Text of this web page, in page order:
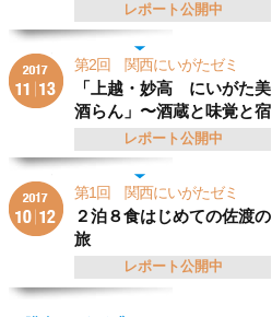
レポート公開中
第2回 関西にいがたゼミ
「上越・妙高 にいがた美
酒らん」〜酒蔵と味覚と宿
レポート公開中
第1回 関西にいがたゼミ
２泊８食はじめての佐渡の
旅
レポート公開中